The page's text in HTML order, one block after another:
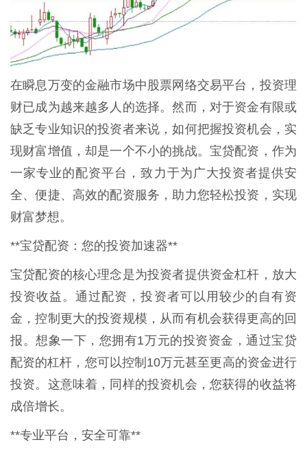
在瞬息万变的金融市场中股票网络交易平台，投资理
财已成为越来越多人的选择。然而，对于资金有限或
缺乏专业知识的投资者来说，如何把握投资机会，实
现财富增值，却是一个不小的挑战。宝贷配资，作为
一家专业的配资平台，致力于为广大投资者提供安
全、便捷、高效的配资服务，助力您轻松投资，实现
财富梦想。
**宝贷配资：您的投资加速器**
宝贷配资的核心理念是为投资者提供资金杠杆，放大
投资收益。通过配资，投资者可以用较少的自有资
金，控制更大的投资规模，从而有机会获得更高的回
报。想象一下，您拥有1万元的投资资金，通过宝贷
配资的杠杆，您可以控制10万元甚至更高的资金进行
投资。这意味着，同样的投资机会，您获得的收益将
成倍增长。
**专业平台，安全可靠**